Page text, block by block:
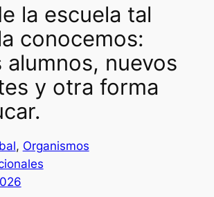
la escuela tal
conocemos:
alumnos, nuevos
y otra forma
, Organismos